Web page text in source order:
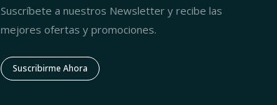
Suscríbete a nuestros Newsletter y recibe las
mejores ofertas y promociones.
Suscribirme Ahora